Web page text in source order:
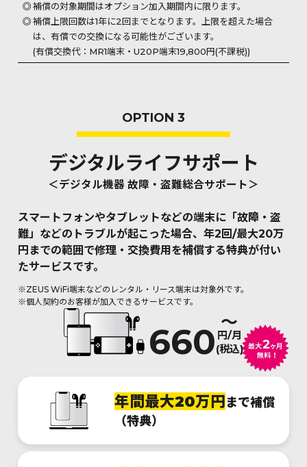
補償の対象期間はオプション加入期間内に限ります。
補償上限回数は1年に2回までとなります。上限を超えた場合
は、有償での交換になる可能性がございます。
(有償交換代：MR1端末・U20P端末19,800円(不課税))
OPTION 3
デジタルライフサポート
＜デジタル機器 故障・盗難総合サポート＞
スマートフォンやタブレットなどの端末に「故障・盗
難」などの トラブルが起こった場合、年2回/最大20万
円までの範囲で修理・交換費用を補償する特典が付い
たサービスです。
※ZEUS WiFi端末などのレンタル・リース端末は対象外です。
※個人契約のお客様が加入できるサービスです。
660 ～
円/月
(税込)
年間最大20万円 まで補償
（特典）